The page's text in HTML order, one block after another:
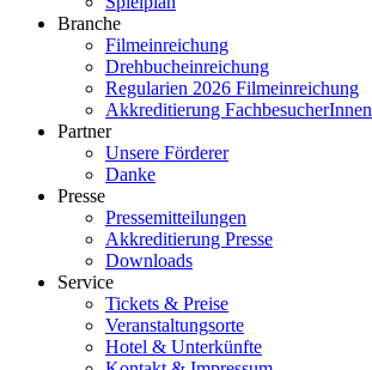
Branche
Filmeinreichung
Drehbucheinreichung
Regularien 2026 Filmeinreichung
Akkreditierung FachbesucherInnen
Partner
Unsere Förderer
Danke
Presse
Pressemitteilungen
Akkreditierung Presse
Downloads
Service
Tickets & Preise
Veranstaltungsorte
Hotel & Unterkünfte